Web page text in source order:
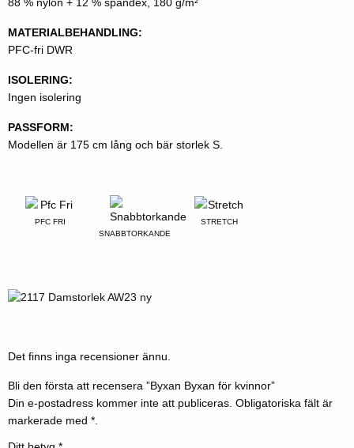
MATERIALBEHANDLING:
PFC-fri DWR
ISOLERING:
Ingen isolering
PASSFORM:
Modellen är 175 cm lång och bär storlek S.
PFC FRI
SNABBTORKANDE
STRETCH
Det finns inga recensioner ännu.
Bli den första att recensera ”Byxan Byxan för kvinnor”
Din e-postadress kommer inte att publiceras. Obligatoriska fält är
markerade med *.